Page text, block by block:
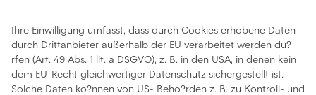
Ihre Einwilligung umfasst, dass durch Cookies erhobene Daten
durch Drittanbieter außerhalb der EU verarbeitet werden du?
rfen (Art. 49 Abs. 1 lit. a DSGVO), z. B. in den USA, in denen kein
dem EU-Recht gleichwertiger Datenschutz sichergestellt ist.
Solche Daten ko?nnen von US- Beho?rden z. B. zu Kontroll- und